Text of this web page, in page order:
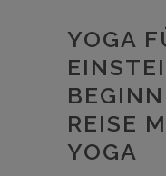
YOGA
REISE
YOGA